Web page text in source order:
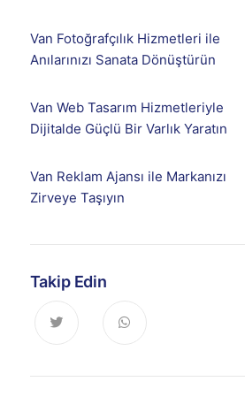
Van Fotoğrafçılık Hizmetleri ile
Anılarınızı Sanata Dönüştürün
Van Web Tasarım Hizmetleriyle
Dijitalde Güçlü Bir Varlık Yaratın
Van Reklam Ajansı ile Markanızı
Zirveye Taşıyın
Takip Edin